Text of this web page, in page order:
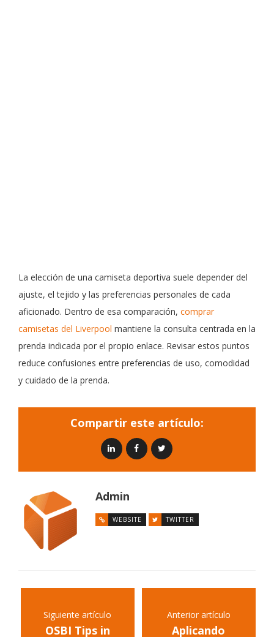
La elección de una camiseta deportiva suele depender del
ajuste, el tejido y las preferencias personales de cada
aficionado. Dentro de esa comparación, comprar
camisetas del Liverpool mantiene la consulta centrada en la
prenda indicada por el propio enlace. Revisar estos puntos
reduce confusiones entre preferencias de uso, comodidad
y cuidado de la prenda.
Compartir este artículo:
Admin
WEBSITE TWITTER
Siguiente artículo
OSBI Tips in
Anterior artículo
Aplicando